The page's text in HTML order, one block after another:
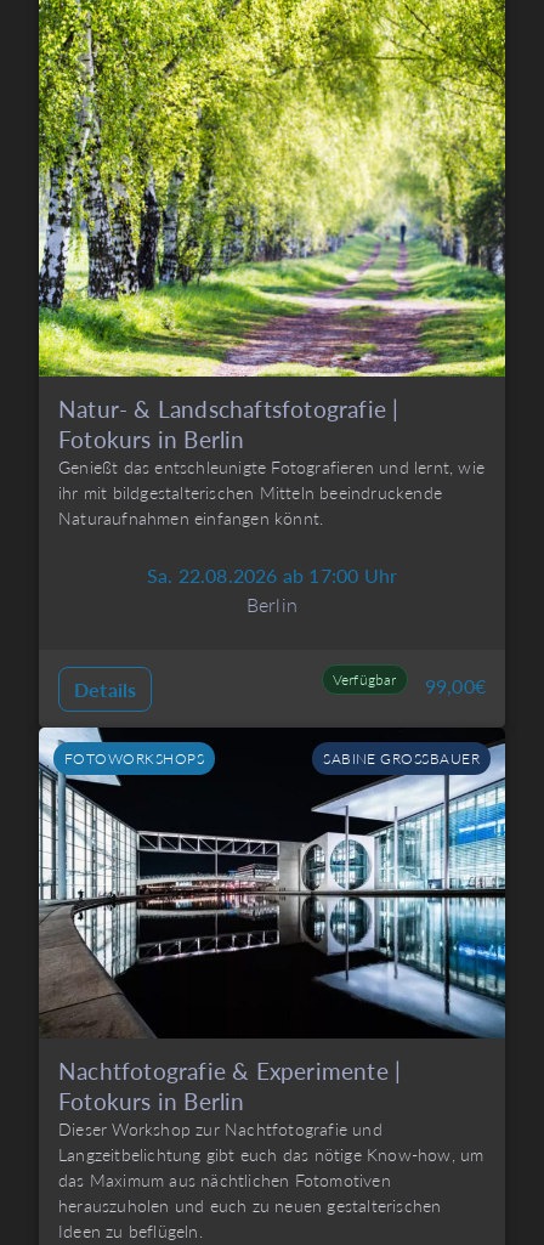
Natur- & Landschaftsfotografie |
Fotokurs in Berlin
Genießt das entschleunigte Fotografieren und lernt, wie
ihr mit bildgestalterischen Mitteln beeindruckende
Naturaufnahmen einfangen könnt.
Sa. 22.08.2026 ab 17:00 Uhr
Berlin
Details Verfügbar 99,00€
FOTOWORKSHOPS SABINE GROSSBAUER
Nachtfotografie & Experimente |
Fotokurs in Berlin
Dieser Workshop zur Nachtfotografie und
Langzeitbelichtung gibt euch das nötige Know-how, um
das Maximum aus nächtlichen Fotomotiven
herauszuholen und euch zu neuen gestalterischen
Ideen zu beflügeln.